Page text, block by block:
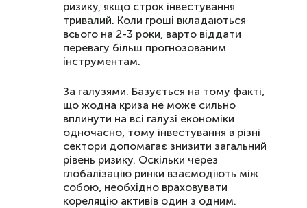
ризику, якщо строк інвестування
тривалий. Коли гроші вкладаються
всього на 2-3 роки, варто віддати
перевагу більш прогнозованим
інструментам.
За галузями. Базується на тому факті,
що жодна криза не може сильно
вплинути на всі галузі економіки
одночасно, тому інвестування в різні
сектори допомагає знизити загальний
рівень ризику. Оскільки через
глобалізацію ринки взаємодіють між
собою, необхідно враховувати
кореляцію активів один з одним.